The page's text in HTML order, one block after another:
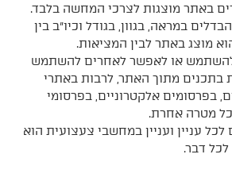
באתר מוצגות לצרכי המחשה בלבד.
במראה, בגוון, בגודל וכיו"ב בין
מוצג באתר לבין המציאות.
או לאפשר לאחרים להשתמש
בתכנים מתוך האתר, לרבות באתרי
בפרסומים אלקטרוניים, בפרסומי
מטרה אחרת.
עניין ועניין במחשבי צעצועית הוא
דבר.